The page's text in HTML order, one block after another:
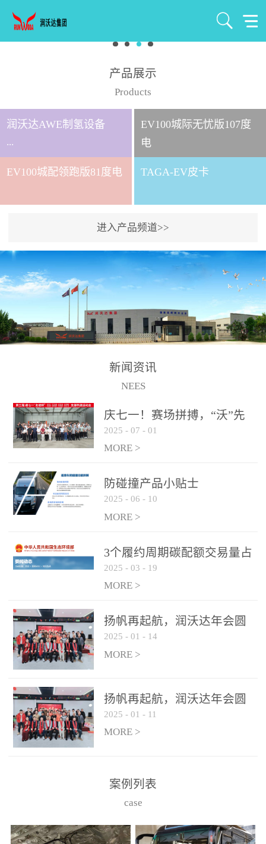
产品展示
Products
润沃达AWE制氢设备
...
司成立于2021年7月，注册
资金1000万元，是北京润
司。 公司主要从事氢气
制、储、加、用的相关技
术、产品的研发、销售及
道路货物运输业务。设备
的生产制造由位于连云港
的江苏润沃达环境科技有
限公司承担。 以下设备
为润沃达AWE制氢设备系
子、化工、冶金、建材等
行业的制氢 / 制氧设备，
纯化后可达到99.999%氢气
用需求。 气液
分离系统
纯化系统
控制系统
EV100城际无忧版107度
电
EV100城配领跑版81度电 TAGA-EV皮卡
进入产品频道>>
新闻资讯
NEES
庆七一！赛场拼搏，“沃”先
行！
2025 - 07 - 01
MORE >
防碰撞产品小贴士
2025 - 06 - 10
MORE >
3个履约周期碳配额交易量占
全国1/4 山东省碳排放强度持
续降低
2025 - 03 - 19
MORE >
扬帆再起航，润沃达年会圆
满结束！
2025 - 01 - 14
MORE >
扬帆再起航，润沃达年会圆
满结束！
2025 - 01 - 11
MORE >
案例列表
case